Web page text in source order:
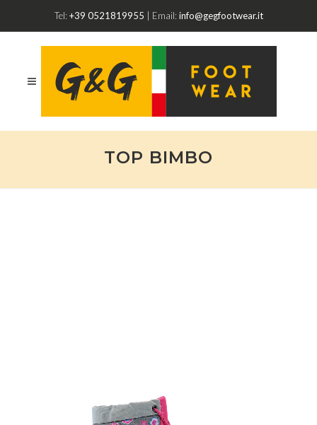
Tel: +39 0521819955 | Email: info@gegfootwear.it
TOP BIMBO